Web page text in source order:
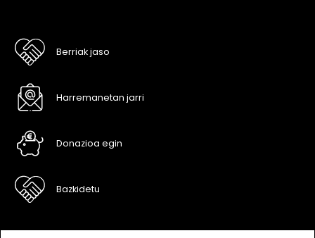
Berriak jaso
Harremanetan jarri
Donazioa egin
Bazkidetu